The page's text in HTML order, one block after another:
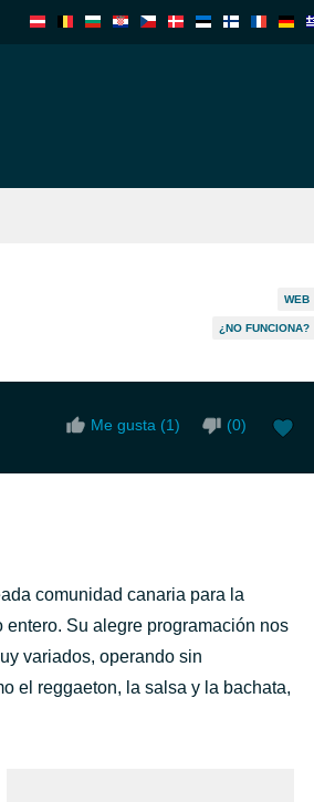
WEB
¿NO FUNCIONA?
Me gusta (1) (0)
comunidad canaria para la
Su alegre programación nos
variados, operando sin
el reggaeton, la salsa y la bachata,